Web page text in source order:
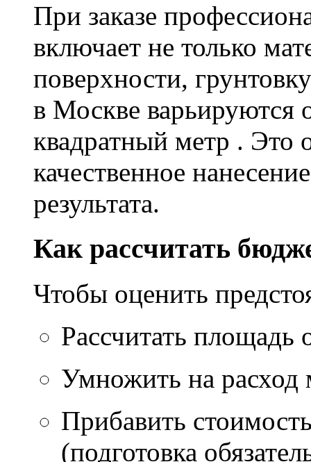
При заказе
включает не только
поверхности,
в Москве варьируются
квадратный метр . Это
качественное
результата.
Как рассчитать
Чтобы оценить
Рассчитать площадь
Умножить на расход
Прибавить
(подготовка